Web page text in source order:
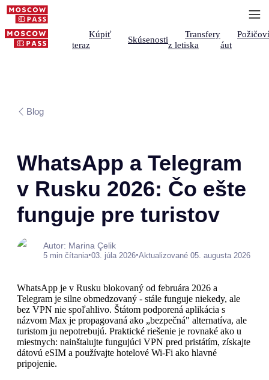
Kúpiť
teraz
Skúsenosti
Transfery
z letiska
áut
Blog
WhatsApp a Telegram
v Rusku 2026: Čo ešte
funguje pre turistov
Autor: Marina Çelik
5 min čítania•03. júla 2026•Aktualizované 05. augusta 2026
WhatsApp je v Rusku blokovaný od februára 2026 a
Telegram je silne obmedzovaný - stále funguje niekedy, ale
bez VPN nie spoľahlivo. Štátom podporená aplikácia s
názvom Max je propagovaná ako „bezpečná" alternatíva, ale
turistom ju nepotrebujú. Praktické riešenie je rovnaké ako u
miestnych: nainštalujte fungujúci VPN pred pristátím, získajte
dátovú eSIM a používajte hotelové Wi-Fi ako hlavné
pripojenie.